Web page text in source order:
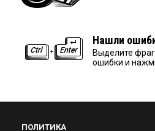
Нашли
Выделите
ошибки и
ПОЛИТИКА